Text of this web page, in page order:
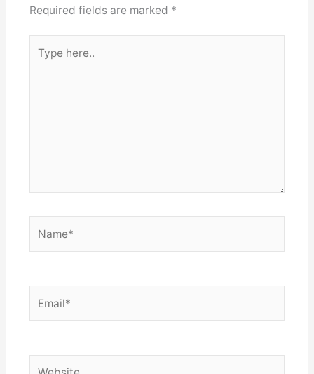
Required fields are marked *
here..